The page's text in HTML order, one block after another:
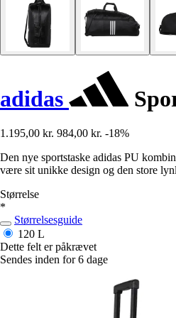
adidas
1.195,00 kr. 984,00 kr. -18%
Den nye sportstaske adidas PU
være sit unikke design og den store
Størrelse
*
Størrelsesguide
120 L
Dette felt er påkrævet
Sendes inden for 6 dage